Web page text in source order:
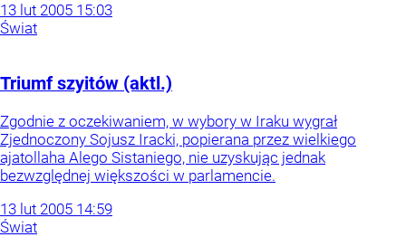
13 lut 2005 15:03
Świat
Triumf szyitów (aktl.)
Zgodnie z oczekiwaniem, w wybory w Iraku wygrał
Zjednoczony Sojusz Iracki, popierana przez wielkiego
ajatollaha Alego Sistaniego, nie uzyskując jednak
bezwzględnej większości w parlamencie.
13 lut 2005 14:59
Świat